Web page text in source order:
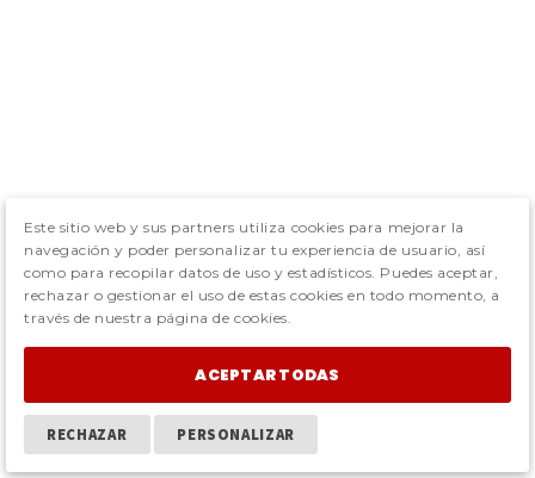
Este sitio web y sus partners utiliza cookies para mejorar la
navegación y poder personalizar tu experiencia de usuario, así
como para recopilar datos de uso y estadísticos. Puedes aceptar,
rechazar o gestionar el uso de estas cookies en todo momento, a
través de nuestra página de cookies.
ACEPTAR TODAS
RECHAZAR PERSONALIZAR